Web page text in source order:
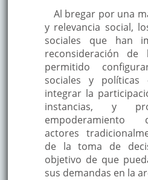
Al bregar por una
y relevancia social,
sociales que han
reconsideración de
permitido
sociales y políticas
integrar la
instancias, y
empoderamiento
actores
de la toma de
objetivo de que
sus demandas en la